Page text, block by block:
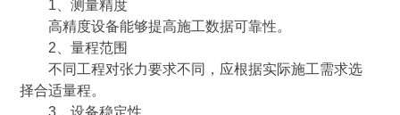
1、测量精度
高精度设备能够提高施工数据可靠性。
2、量程范围
不同工程对张力要求不同，应根据实际施工需求选
择合适量程。
3、设备稳定性